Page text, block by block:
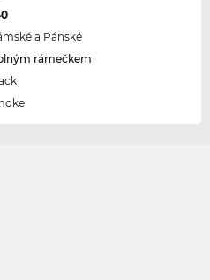
a Pánské
rámečkem